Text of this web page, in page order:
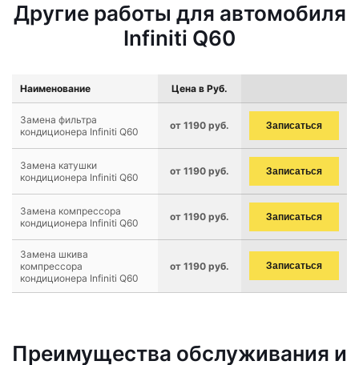
Другие работы для автомобиля
Infiniti Q60
Наименование Цена в Руб.
Замена фильтра
кондиционера Infiniti Q60
от 1190 руб. Записаться
Замена катушки
кондиционера Infiniti Q60
от 1190 руб. Записаться
Замена компрессора
кондиционера Infiniti Q60
от 1190 руб. Записаться
Замена шкива
компрессора
кондиционера Infiniti Q60
от 1190 руб. Записаться
Преимущества обслуживания и